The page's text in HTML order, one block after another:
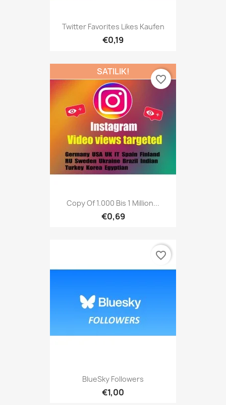
Twitter Favorites Likes Kaufen
€0,19
Copy Of 1.000 Bis 1 Million...
€0,69
SATILIK!
favorite_border
BlueSky Followers
€1,00
favorite_border